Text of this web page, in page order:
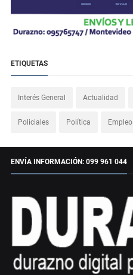
ETIQUETAS
Interés General Actualidad
Policiales Política Empleo
ENVÍA INFORMACIÓN: 099 961 044